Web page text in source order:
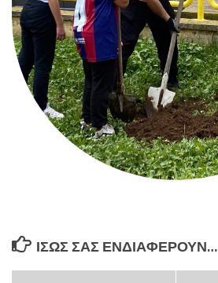
ΊΣΩΣ ΣΑΣ ΕΝΔΙΑΦΈΡΟΥΝ…